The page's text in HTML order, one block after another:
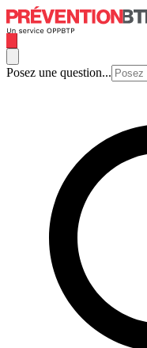
Posez une question...